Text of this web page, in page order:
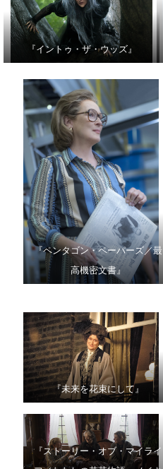
『イントゥ・ザ・ウッズ』
『ペンタゴン・ペーパーズ／最
高機密文書』
『未来を花束にして』
『ストーリー・オブ・マイライ